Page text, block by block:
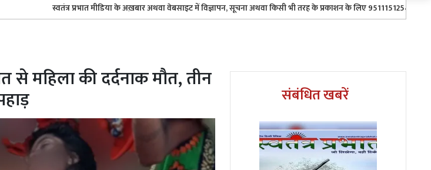
प्रभात मीडिया के अख़बार अथवा वेबसाइट में विज्ञापन, सूचना अथवा किसी भी तरह के प्रकाशन के लिए 9511151254 पर WhatsApp करें l
से महिला की दर्दनाक मौत, तीन
संबंधित खबरें